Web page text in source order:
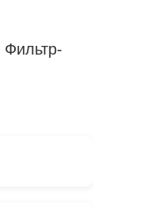
Фильтр-